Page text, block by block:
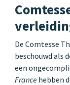
De Comtesse
beschouwd als
een
France hebben